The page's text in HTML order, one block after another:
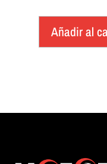
Añadir al